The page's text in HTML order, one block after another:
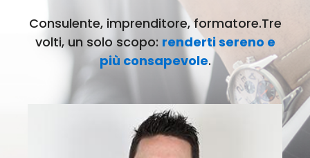
Consulente, imprenditore, formatore.Tre
volti, un solo scopo: renderti sereno e
più consapevole.